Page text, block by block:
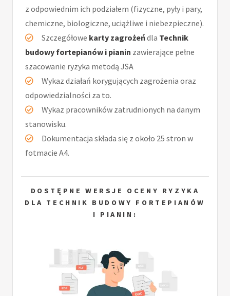
z odpowiednim ich podziałem (fizyczne, pyły i pary,
chemiczne, biologiczne, uciążliwe i niebezpieczne).
Szczegółowe karty zagrożeńdla Technik
budowy fortepianów i pianin zawierające pełne
szacowanie ryzyka metodą JSA
Wykaz działań korygujących zagrożenia oraz
odpowiedzialności za to.
Wykaz pracowników zatrudnionych na danym
stanowisku.
Dokumentacja składa się z około 25 stron w
fotmacie A4.
DOSTĘPNE WERSJE OCENY RYZYKA
DLA TECHNIK BUDOWY FORTEPIANÓW
I PIANIN: